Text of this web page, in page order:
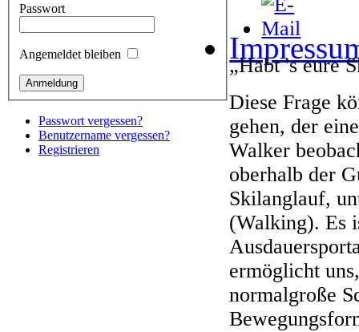
„Habt 's eure
Diese Frage
gehen, der
Walker
oberhalb der
Skilanglauf,
(Walking). Es
ermöglicht
normalgroße
Passwort
Angemeldet bleiben
Passwort vergessen?
Benutzername vergessen?
Registrieren